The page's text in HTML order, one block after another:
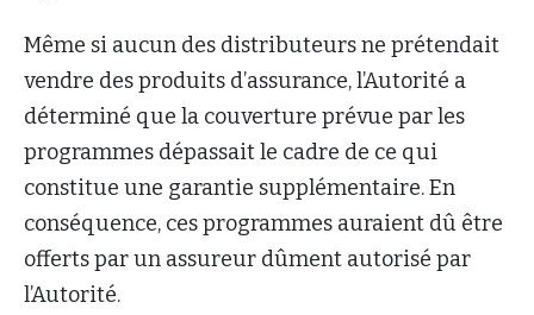
Même si aucun des distributeurs ne prétendait
vendre des produits d’assurance, l’Autorité a
déterminé que la couverture prévue par les
programmes dépassait le cadre de ce qui
constitue une garantie supplémentaire. En
conséquence, ces programmes auraient dû être
offerts par un assureur dûment autorisé par
l’Autorité.